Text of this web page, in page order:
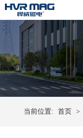
当前位置: 首页 >